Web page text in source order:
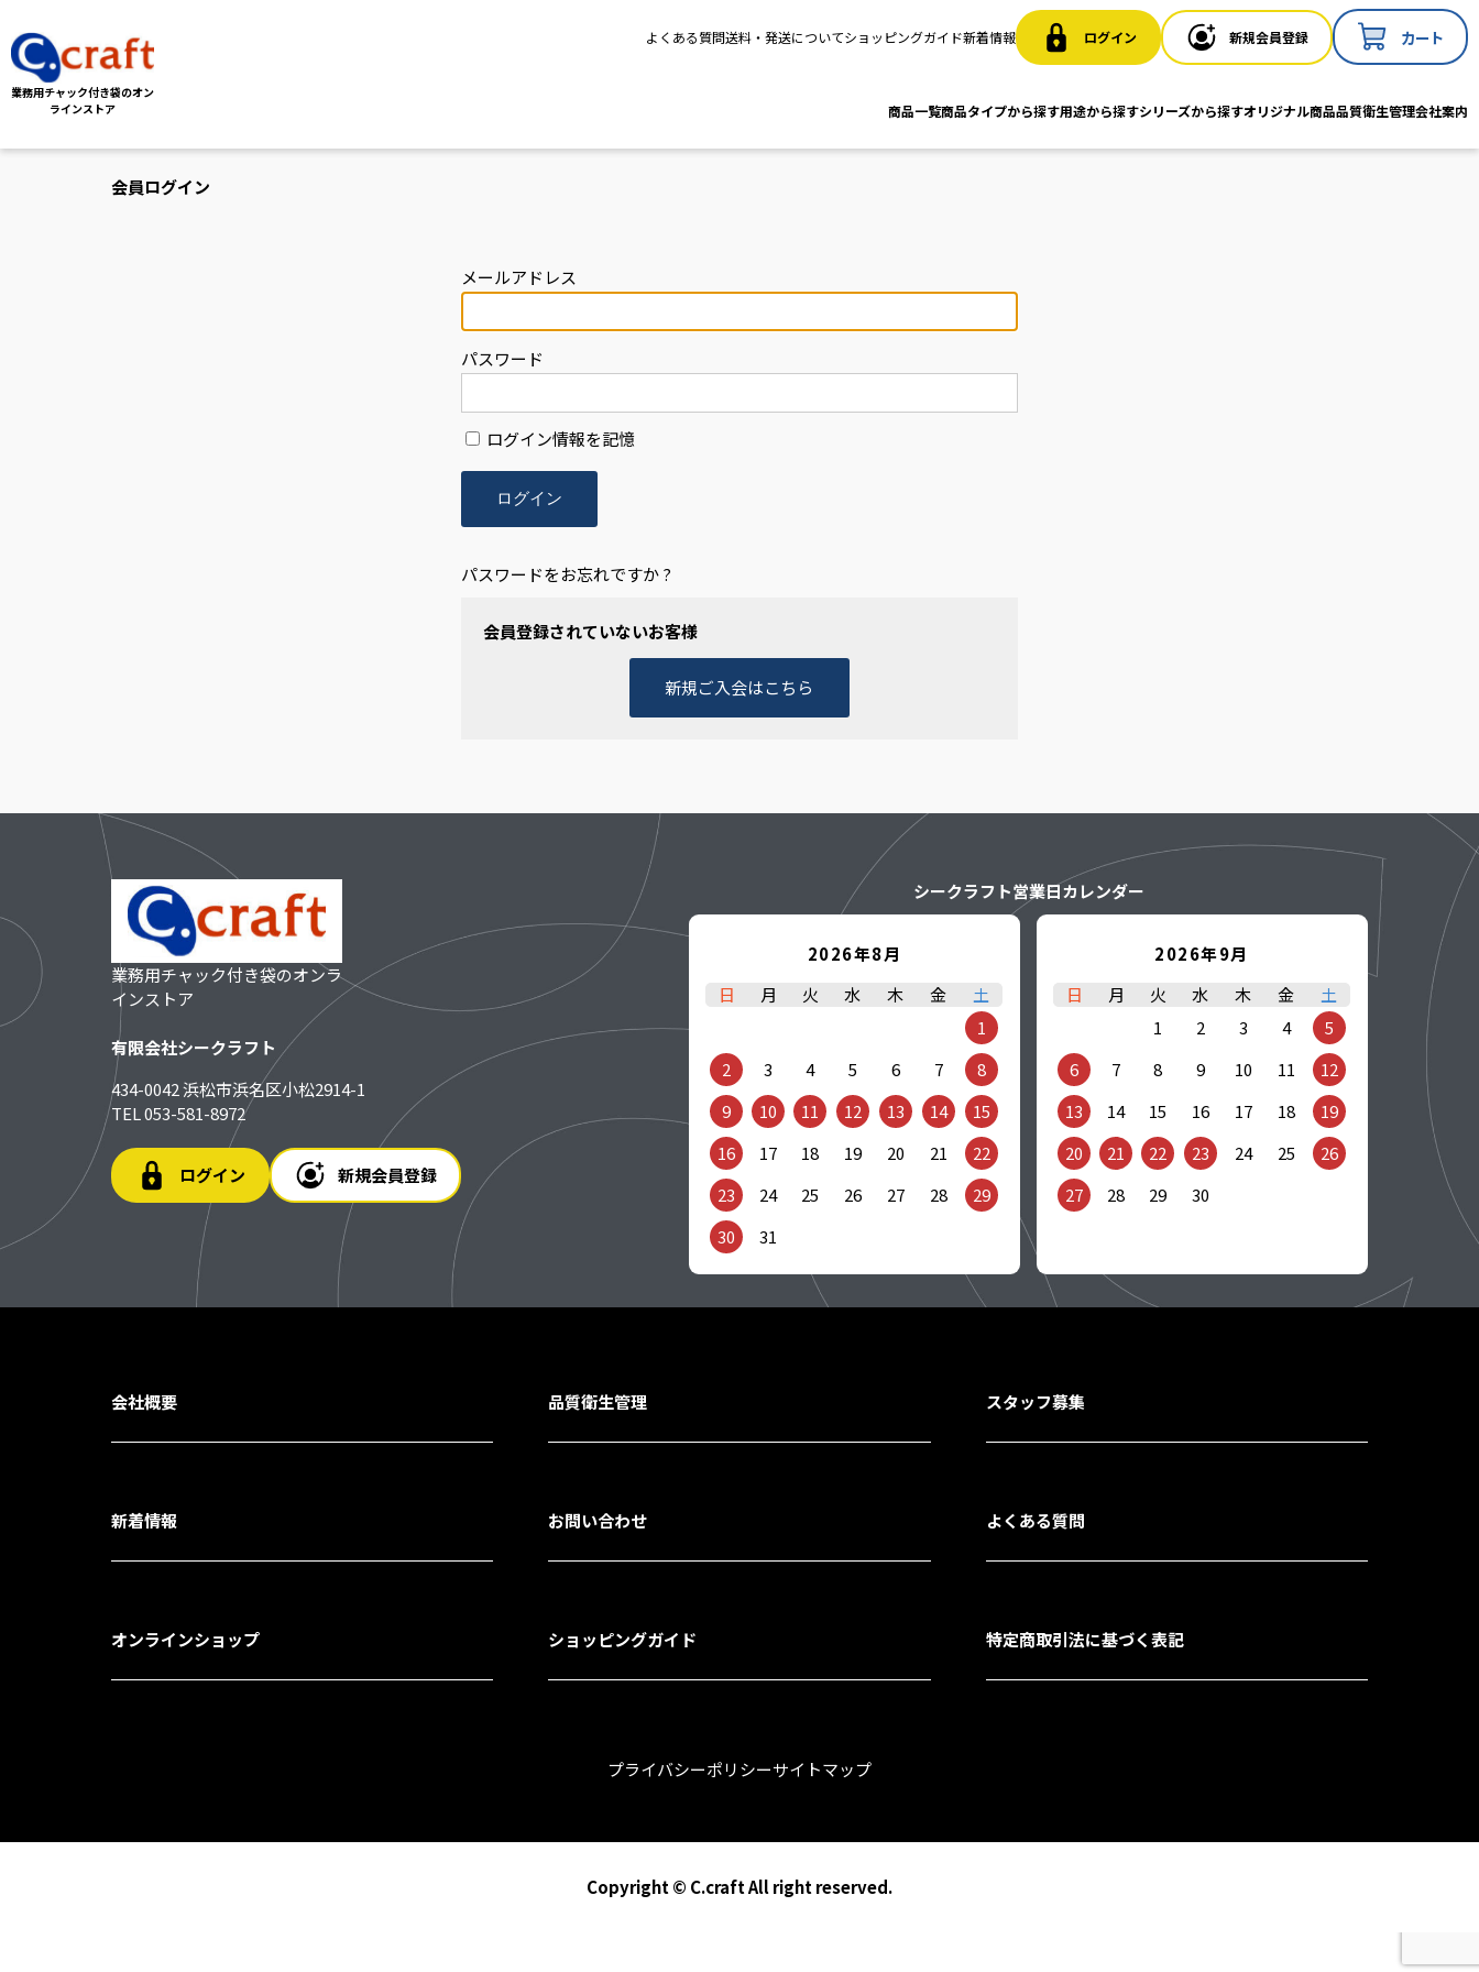
業務用チャック付き袋のオン
ラインストア
よくある質問送料・発送についてショッピングガイド新着情報 ログイン 新規会員登録 カート
商品一覧商品タイプから探す用途から探すシリーズから探すオリジナル商品品質衛生管理会社案内
会員ログイン
メールアドレス
パスワード
ログイン情報を記憶
パスワードをお忘れですか ?
会員登録されていないお客様
新規ご入会はこちら
業務用チャック付き袋のオンラ
インストア
有限会社シークラフト
434-0042 浜松市浜名区小松2914-1
TEL 053-581-8972
ログイン 新規会員登録
シークラフト営業日カレンダー
2026年8月
日
月 火 水 木 金
土
1
2
3 4 5 6 7
8
9
10 11 12 13 14
15
16
17 18 19 20 21
22
23
24 25 26 27 28
29
30
31
2026年9月
日
月 火 水 木 金
土
1
2 3 4
5
6
7 8 9 10 11
12
13
14 15 16 17 18
19
20
21 22 23 24 25
26
27
28 29 30
会社概要 品質衛生管理 スタッフ募集
新着情報 お問い合わせ よくある質問
オンラインショップ ショッピングガイド 特定商取引法に基づく表記
プライバシーポリシーサイトマップ
Copyright © C.craft All right reserved.